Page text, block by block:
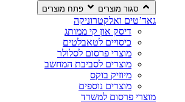
סגור מוצרים פתח מוצרים
גאד’טים ואלקטרוניקה
דיסק און קי ממותג
כיסויים לטאבלטים
מוצרי פרסום לסלולר
מוצרים לסביבת המחשב
מיוזיק בוקס
מוצרים נוספים
מוצרי פרסום למשרד